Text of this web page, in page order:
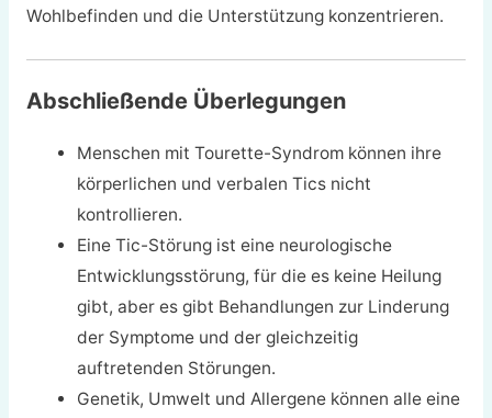
Wohlbefinden und die Unterstützung konzentrieren.
Abschließende Überlegungen
Menschen mit Tourette-Syndrom können ihre
körperlichen und verbalen Tics nicht
kontrollieren.
Eine Tic-Störung ist eine neurologische
Entwicklungsstörung, für die es keine Heilung
gibt, aber es gibt Behandlungen zur Linderung
der Symptome und der gleichzeitig
auftretenden Störungen.
Genetik, Umwelt und Allergene können alle eine